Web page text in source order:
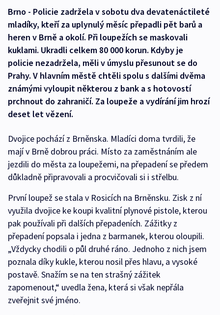
Brno - Policie zadržela v sobotu dva devatenáctileté
mladíky, kteří za uplynulý měsíc přepadli pět barů a
heren v Brně a okolí. Při loupežích se maskovali
kuklami. Ukradli celkem 80 000 korun. Kdyby je
policie nezadržela, měli v úmyslu přesunout se do
Prahy. V hlavním městě chtěli spolu s dalšími dvěma
známými vyloupit některou z bank a s hotovostí
prchnout do zahraničí. Za loupeže a vydírání jim hrozí
deset let vězení.
Dvojice pochází z Brněnska. Mladíci doma tvrdili, že
mají v Brně dobrou práci. Místo za zaměstnáním ale
jezdili do města za loupežemi, na přepadení se předem
důkladně připravovali a procvičovali si i střelbu.
První loupež se stala v Rosicích na Brněnsku. Zisk z ní
využila dvojice ke koupi kvalitní plynové pistole, kterou
pak používali při dalších přepadeních. Zážitky z
přepadení popsala i jedna z barmanek, kterou oloupili.
„Vždycky chodili o půl druhé ráno. Jednoho z nich jsem
poznala díky kukle, kterou nosil přes hlavu, a vysoké
postavě. Snažím se na ten strašný zážitek
zapomenout,“ uvedla žena, která si však nepřála
zveřejnit své jméno.